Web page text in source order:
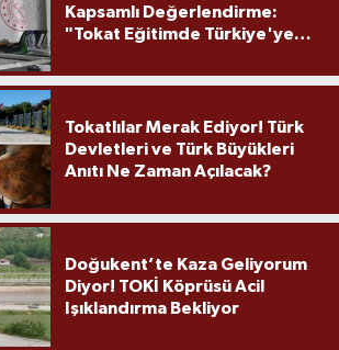
Kapsamlı Değerlendirme:
"Tokat Eğitimde Türkiye'ye
Tokatlılar Merak Ediyor! Türk
Devletleri ve Türk Büyükleri
Anıtı Ne Zaman Açılacak?
Doğukent’te Kaza Geliyorum
Diyor! TOKİ Köprüsü Acil
Işıklandırma Bekliyor